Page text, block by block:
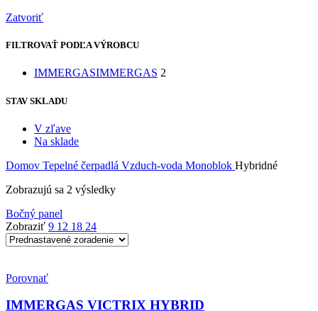
Zatvoriť
FILTROVAŤ PODĽA VÝROBCU
IMMERGASIMMERGAS 2
STAV SKLADU
V zľave
Na sklade
Domov Tepelné čerpadlá Vzduch-voda Monoblok Hybridné
Zobrazujú sa 2 výsledky
Bočný panel
Zobraziť 9 12 18 24
Porovnať
IMMERGAS VICTRIX HYBRID